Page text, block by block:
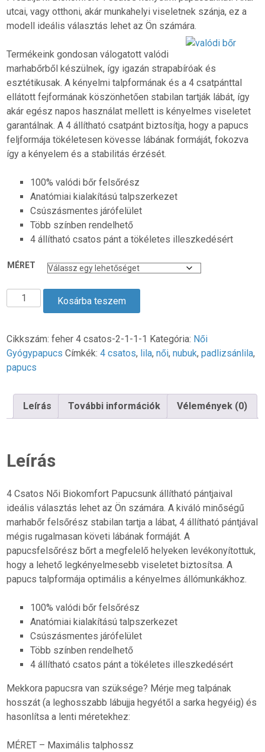
utcai, vagy otthoni, akár munkahelyi viseletnek szánja, ez a
modell ideális választás lehet az Ön számára.
Termékeink gondosan válogatott valódi
marhabőrből készülnek, így igazán strapabíróak és
esztétikusak. A kényelmi talpformának és a 4 csatpánttal
ellátott fejformának köszönhetően stabilan tartják lábát, így
akár egész napos használat mellett is kényelmes viseletet
garantálnak. A 4 állítható csatpánt biztosítja, hogy a papucs
feljformája tökéletesen kövesse lábának formáját, fokozva
így a kényelem és a stabilitás érzését.
100% valódi bőr felsőrész
Anatómiai kialakítású talpszerkezet
Csúszásmentes járófelület
Több színben rendelhető
4 állítható csatos pánt a tökéletes illeszkedésért
MÉRET
Csatos
Biokomfort
Papucs
-
nubuk
mennyiség
Kosárba teszem
Cikkszám:feher 4 csatos-2-1-1-1 Kategória: Női
Gyógypapucs Címkék:4 csatos, lila,női,nubuk,padlizsánlila,
papucs
Leírás További információk Vélemények (0)
Leírás
4 Csatos Női Biokomfort Papucsunk állítható pántjaival
ideális választás lehet az Ön számára. A kiváló minőségű
marhabőr felsőrész stabilan tartja a lábat, 4 állítható pántjával
mégis rugalmasan követi lábának formáját. A
papucsfelsőrész bőrt a megfelelő helyeken levékonyítottuk,
hogy a lehető legkényelmesebb viseletet biztosítsa. A
papucs talpformája optimális a kényelmes állómunkákhoz.
100% valódi bőr felsőrész
Anatómiai kialakítású talpszerkezet
Csúszásmentes járófelület
Több színben rendelhető
4 állítható csatos pánt a tökéletes illeszkedésért
Mekkora papucsra van szüksége? Mérje meg talpának
hosszát (a leghosszabb lábujja hegyétől a sarka hegyéig) és
hasonlítsa a lenti méretekhez:
MÉRET – Maximális talphossz